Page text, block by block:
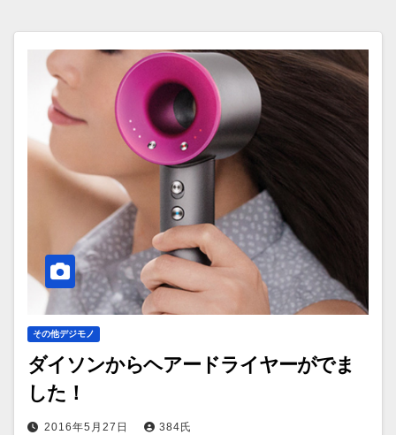
その他デジモノ
ダイソンからヘアードライヤーがでま
した！
2016年5月27日 384氏